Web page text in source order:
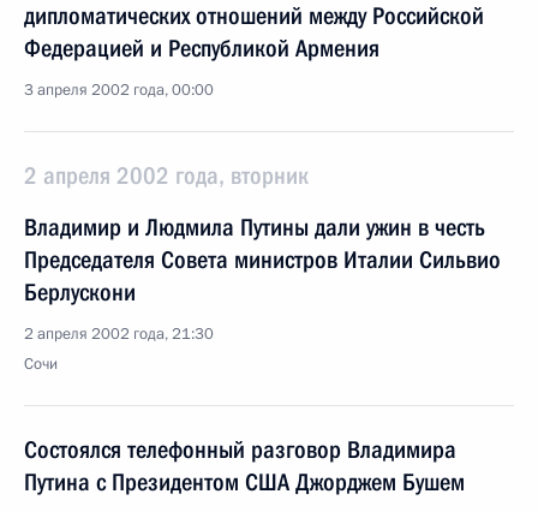
дипломатических отношений между Российской
Федерацией и Республикой Армения
3 апреля 2002 года, 00:00
2 апреля 2002 года, вторник
Владимир и Людмила Путины дали ужин в честь
Председателя Совета министров Италии Сильвио
Берлускони
2 апреля 2002 года, 21:30
Сочи
Состоялся телефонный разговор Владимира
Путина с Президентом США Джорджем Бушем